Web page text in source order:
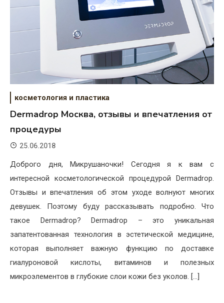
косметология и пластика
Dermadrop Москва, отзывы и впечатления от
процедуры
25.06.2018
Доброго дня, Микрушаночки! Сегодня я к вам с
интересной косметологической процедурой Dermadrop.
Отзывы и впечатления об этом уходе волнуют многих
девушек. Поэтому буду рассказывать подробно. Что
такое Dermadrop? Dermadrop – это уникальная
запатентованная технология в эстетической медицине,
которая выполняет важную функцию по доставке
гиалуроновой кислоты, витаминов и полезных
микроэлементов в глубокие слои кожи без уколов. […]